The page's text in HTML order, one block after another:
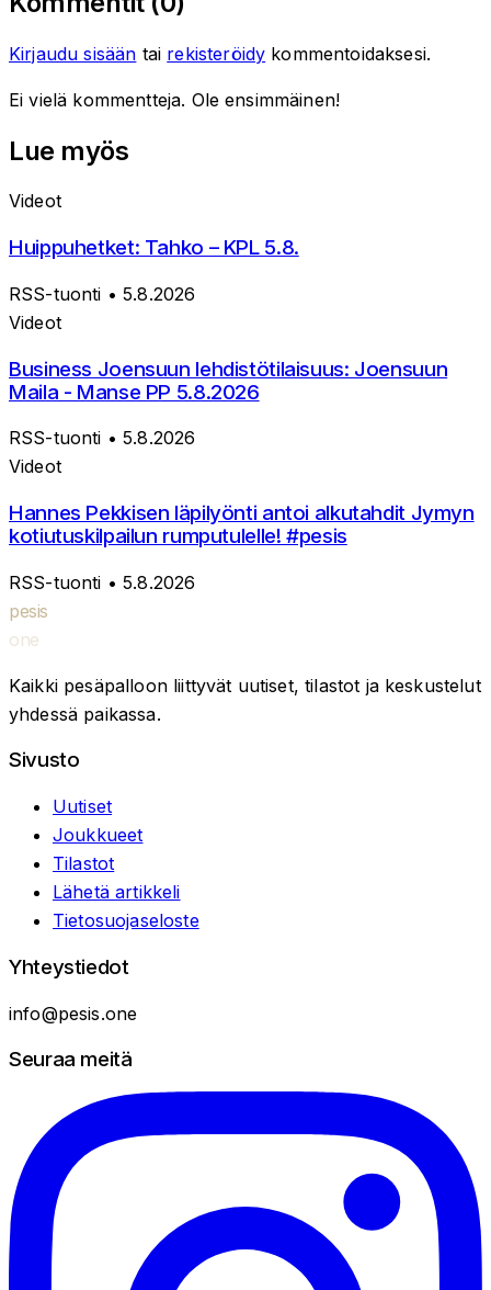
Kirjaudu sisään tai rekisteröidy kommentoidaksesi.
Ei vielä kommentteja. Ole ensimmäinen!
Lue myös
Videot
Huippuhetket: Tahko – KPL 5.8.
RSS-tuonti • 5.8.2026
Videot
Business Joensuun lehdistötilaisuus: Joensuun
Maila - Manse PP 5.8.2026
RSS-tuonti • 5.8.2026
Videot
Hannes Pekkisen läpilyönti antoi alkutahdit Jymyn
kotiutuskilpailun rumputulelle! #pesis
RSS-tuonti • 5.8.2026
pesis
one
Kaikki pesäpalloon liittyvät uutiset, tilastot ja keskustelut
yhdessä paikassa.
Sivusto
Uutiset
Joukkueet
Tilastot
Lähetä artikkeli
Tietosuojaseloste
Yhteystiedot
info@pesis.one
Seuraa meitä